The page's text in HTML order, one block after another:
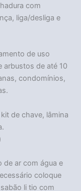
com
liga/desliga e
de uso
arbustos de até 10
condomínios,
de chave, lâmina
de ar com água e
coloque
li tio com